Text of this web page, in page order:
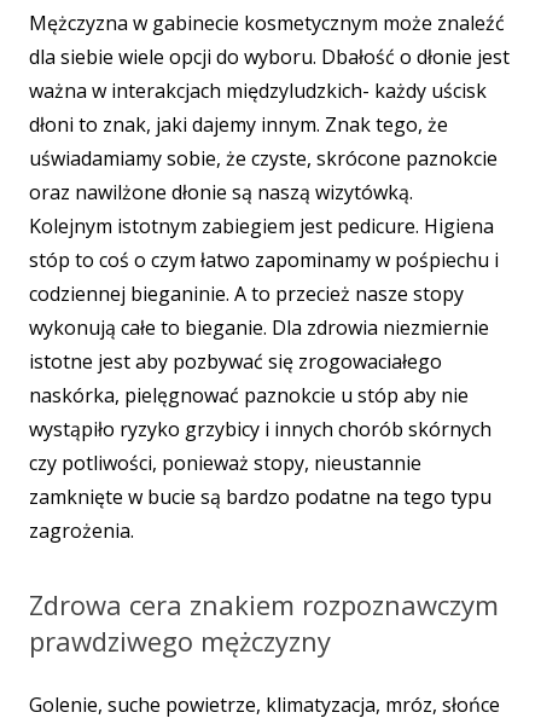
Mężczyzna w gabinecie kosmetycznym może znaleźć
dla siebie wiele opcji do wyboru. Dbałość o dłonie jest
ważna w interakcjach międzyludzkich- każdy uścisk
dłoni to znak, jaki dajemy innym. Znak tego, że
uświadamiamy sobie, że czyste, skrócone paznokcie
oraz nawilżone dłonie są naszą wizytówką.
Kolejnym istotnym zabiegiem jest pedicure. Higiena
stóp to coś o czym łatwo zapominamy w pośpiechu i
codziennej bieganinie. A to przecież nasze stopy
wykonują całe to bieganie. Dla zdrowia niezmiernie
istotne jest aby pozbywać się zrogowaciałego
naskórka, pielęgnować paznokcie u stóp aby nie
wystąpiło ryzyko grzybicy i innych chorób skórnych
czy potliwości, ponieważ stopy, nieustannie
zamknięte w bucie są bardzo podatne na tego typu
zagrożenia.
Zdrowa cera znakiem rozpoznawczym
prawdziwego mężczyzny
Golenie, suche powietrze, klimatyzacja, mróz, słońce